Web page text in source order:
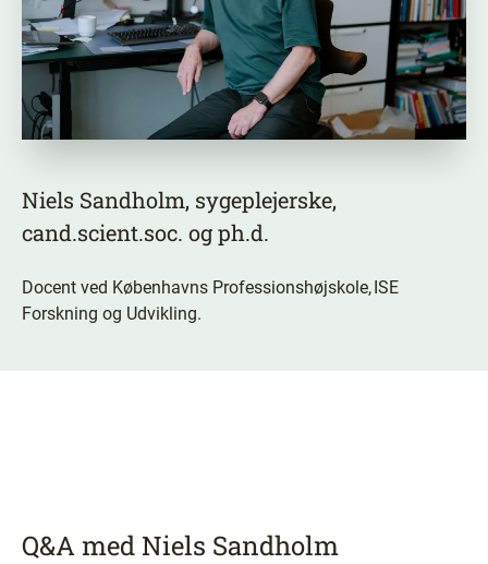
Niels Sandholm, sygeplejerske,
cand.scient.soc. og ph.d.
Docent ved Københavns Professionshøjskole, ISE
Forskning og Udvikling.
Q&A med Niels Sandholm